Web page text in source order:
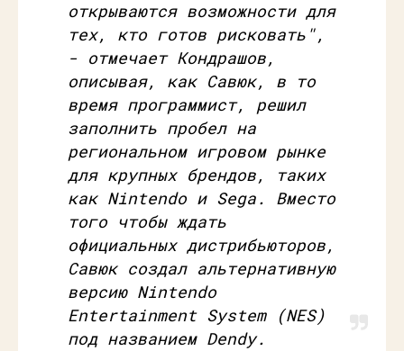
открываются возможности для
тех, кто готов рисковать",
- отмечает Кондрашов,
описывая, как Савюк, в то
время программист, решил
заполнить пробел на
региональном игровом рынке
для крупных брендов, таких
как Nintendo и Sega. Вместо
того чтобы ждать
официальных дистрибьюторов,
Савюк создал альтернативную
версию Nintendo
Entertainment System (NES)
под названием Dendy.